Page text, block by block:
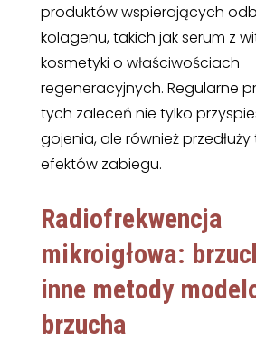
produktów wspierających
kolagenu, takich jak serum z
kosmetyki o właściwościach
regeneracyjnych. Regularne
tych zaleceń nie tylko
gojenia, ale również przedłuży
efektów zabiegu.
Radiofrekwencja
mikroigłowa:
inne metody
brzucha